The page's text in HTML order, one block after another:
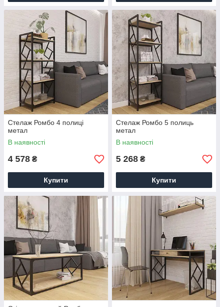
Стелаж Ромбо 4 полиці
метал
В наявності
4 578 ₴
Купити
Стелаж Ромбо 5 полиць
метал
В наявності
5 268 ₴
Купити